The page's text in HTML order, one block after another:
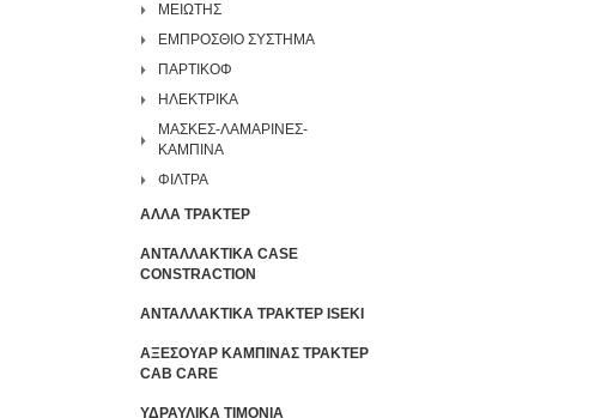
ΜΕΙΩΤΗΣ
ΕΜΠΡΟΣΘΙΟ ΣΥΣΤΗΜΑ
ΠΑΡΤΙΚΟΦ
ΗΛΕΚΤΡΙΚΑ
ΜΑΣΚΕΣ-ΛΑΜΑΡΙΝΕΣ-
ΚΑΜΠΙΝΑ
ΦΙΛΤΡΑ
ΑΛΛΑ ΤΡΑΚΤΕΡ
ΑΝΤΑΛΛΑΚΤΙΚΑ CASE
CONSTRACTION
ΑΝΤΑΛΛΑΚΤΙΚΑ ΤΡΑΚΤΕΡ ISEKI
ΑΞΕΣΟΥΑΡ ΚΑΜΠΙΝΑΣ ΤΡΑΚΤΕΡ
CAB CARE
ΥΔΡΑΥΛΙΚΑ ΤΙΜΟΝΙΑ